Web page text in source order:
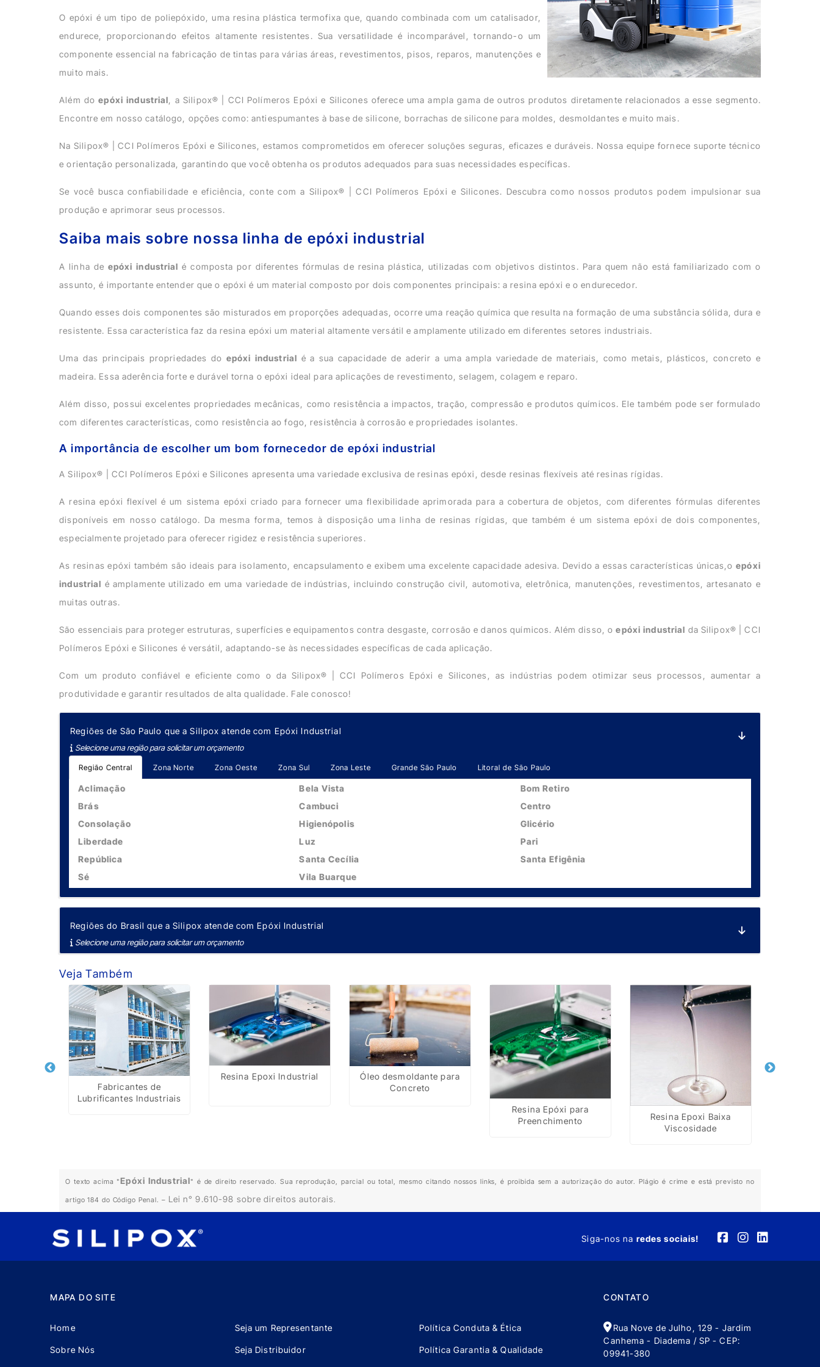
O epóxi é um tipo de poliepóxido, uma resina plástica termofixa que, quando combinada com um catalisador,
endurece, proporcionando efeitos altamente resistentes. Sua versatilidade é incomparável, tornando-o um
componente essencial na fabricação de tintas para várias áreas, revestimentos, pisos, reparos, manutenções e
muito mais.
Além doepóxi industrial , a Silipox® | CCI Polímeros Epóxi e Silicones oferece uma ampla gama de outros produtos diretamente relacionados a esse segmento.
Encontre em nosso catálogo, opções como: antiespumantes à base de silicone, borrachas de silicone para moldes, desmoldantes e muito mais.
Na Silipox® | CCI Polímeros Epóxi e Silicones, estamos comprometidos em oferecer soluções seguras, eficazes e duráveis. Nossa equipe fornece suporte técnico
e orientação personalizada, garantindo que você obtenha os produtos adequados para suas necessidades específicas.
Se você busca confiabilidade e eficiência, conte com a Silipox® | CCI Polímeros Epóxi e Silicones. Descubra como nossos produtos podem impulsionar sua
produção e aprimorar seus processos.
Saiba mais sobre nossa linha de epóxi industrial
A linha de epóxi industrial é composta por diferentes fórmulas de resina plástica, utilizadas com objetivos distintos. Para quem não está familiarizado com o
assunto, é importante entender que o epóxi é um material composto por dois componentes principais: a resina epóxi e o endurecedor.
Quando esses dois componentes são misturados em proporções adequadas, ocorre uma reação química que resulta na formação de uma substância sólida, dura e
resistente. Essa característica faz da resina epóxi um material altamente versátil e amplamente utilizado em diferentes setores industriais.
Uma das principais propriedades do epóxi industrial é a sua capacidade de aderir a uma ampla variedade de materiais, como metais, plásticos, concreto e
madeira. Essa aderência forte e durável torna o epóxi ideal para aplicações de revestimento, selagem, colagem e reparo.
Além disso, possui excelentes propriedades mecânicas, como resistência a impactos, tração, compressão e produtos químicos. Ele também pode ser formulado
com diferentes características, como resistência ao fogo, resistência à corrosão e propriedades isolantes.
A importância de escolher um bom fornecedor de epóxi industrial
A Silipox® | CCI Polímeros Epóxi e Silicones apresenta uma variedade exclusiva de resinas epóxi, desde resinas flexíveis até resinas rígidas.
A resina epóxi flexível é um sistema epóxi criado para fornecer uma flexibilidade aprimorada para a cobertura de objetos, com diferentes fórmulas diferentes
disponíveis em nosso catálogo. Da mesma forma, temos à disposição uma linha de resinas rígidas, que também é um sistema epóxi de dois componentes,
especialmente projetado para oferecer rigidez e resistência superiores.
As resinas epóxi também são ideais para isolamento, encapsulamento e exibem uma excelente capacidade adesiva. Devido a essas características únicas,o epóxi
industrial é amplamente utilizado em uma variedade de indústrias, incluindo construção civil, automotiva, eletrônica, manutenções, revestimentos, artesanato e
muitas outras.
São essenciais para proteger estruturas, superfícies e equipamentos contra desgaste, corrosão e danos químicos. Além disso, oepóxi industrial da Silipox® | CCI
Polímeros Epóxi e Silicones é versátil, adaptando-se às necessidades específicas de cada aplicação.
Com um produto confiável e eficiente como o da Silipox® | CCI Polímeros Epóxi e Silicones, as indústrias podem otimizar seus processos, aumentar a
produtividade e garantir resultados de alta qualidade. Fale conosco!
Regiões de São Paulo que a Silipox atende com Epóxi Industrial
Selecione uma região para solicitar um orçamento
Região Central Zona Norte Zona Oeste Zona Sul Zona Leste Grande São Paulo Litoral de São Paulo
Aclimação Bela Vista
Bom Retiro
Brás
Cambuci
Centro
Consolação
Higienópolis
Glicério
Liberdade
Luz
Pari
República
Santa Cecília
Santa Efigênia
Sé
Vila Buarque
Regiões do Brasil que a Silipox atende com Epóxi Industrial
Selecione uma região para solicitar um orçamento
Veja Também
Fabricantes de
Lubrificantes Industriais
Resina Epoxi Industrial
Óleo desmoldante para
Concreto
Resina Epóxi para
Preenchimento
Resina Epoxi Baixa
Viscosidade
O texto acima "Epóxi Industrial" é de direito reservado. Sua reprodução, parcial ou total, mesmo citando nossos links, é proibida sem a autorização do autor. Plágio é crime e está previsto no
artigo 184 do Código Penal. – Lei n° 9.610-98 sobre direitos autorais.
Siga-nos na redes sociais!
MAPA DO SITE
Home
Sobre Nós
Seja um Representante
Seja Distribuidor
Política Conduta & Ética
Política Garantia & Qualidade
CONTATO
Rua Nove de Julho, 129 - Jardim
Canhema - Diadema / SP - CEP:
09941-380